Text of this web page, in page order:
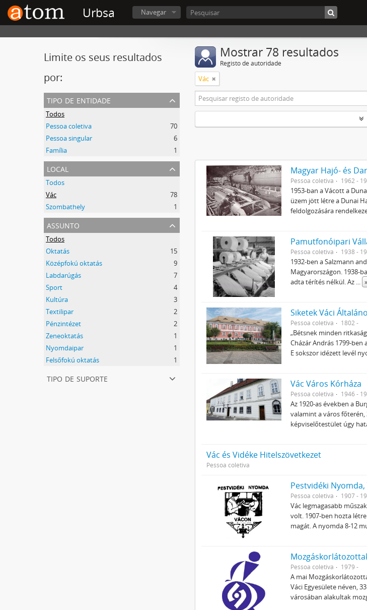
Urbsa Navegar
Limite os seus resultados
por:
tipo de entidade
Todos
Pessoa coletiva
70
Pessoa singular
6
Família
1
local
Todos
Vác
78
Szombathely
1
assunto
Todos
Oktatás
15
Középfokú oktatás
9
Labdarúgás
7
Sport
4
Kultúra
3
Textilipar
2
Pénzintézet
2
Zeneoktatás
1
Nyomdaipar
1
Felsőfokú oktatás
1
tipo de suporte
Mostrar 78 resultados
Registo de autoridade
Vác
Magyar Hajó- és
Pessoa coletiva 1962 -
1953-ban a Vácott a
üzem jött létre a Dunai
feldolgozására
Pamutfonóipari
Pessoa coletiva 1938 -
1932-ben a Salzmann
Magyarországon. 1938-
adta térítés nélkül. Az ... »
Siketek Váci
Pessoa coletiva 1802 -
„Bétsnek minden
Cházár András 1799-ben
E sokszor idézett levél
Vác Város Kórháza
Pessoa coletiva 1946 -
Az 1920-as években a
valamint a város főterén,
képviselőtestület úgy
Vác és Vidéke Hitelszövetkezet
Pessoa coletiva
Pestvidéki Nyomda,
Pessoa coletiva 1907 -
Vác legmagasabb
volt. 1907-ben hozta
magát. A nyomda 8-12
Pessoa coletiva 1979 -
A mai
Váci Egyesülete néven,
városában alakultak